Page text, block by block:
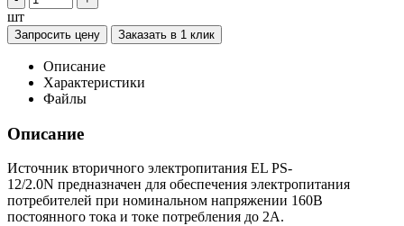
шт
Запросить цену Заказать в 1 клик
Описание
Характеристики
Файлы
Описание
Источник вторичного электропитания EL PS-
12/2.0N предназначен для обеспечения электропитания
потребителей при номинальном напряжении 160В
постоянного тока и токе потребления до 2А.